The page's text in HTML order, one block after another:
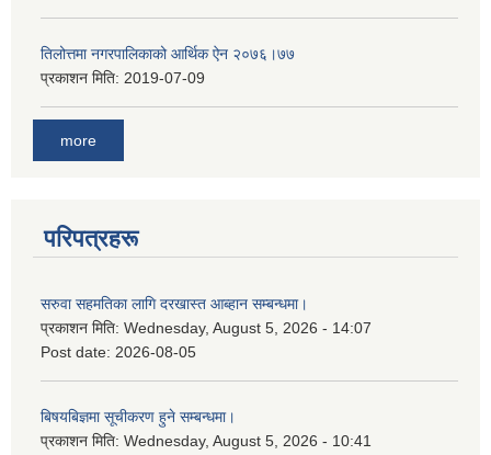
तिलोत्तमा नगरपालिकाको आर्थिक ऐन २०७६।७७
प्रकाशन मिति: 2019-07-09
more
परिपत्रहरू
सरुवा सहमतिका लागि दरखास्त आब्हान सम्बन्धमा।
प्रकाशन मिति: Wednesday, August 5, 2026 - 14:07
Post date: 2026-08-05
बिषयबिज्ञमा सूचीकरण हुने सम्बन्धमा।
प्रकाशन मिति: Wednesday, August 5, 2026 - 10:41